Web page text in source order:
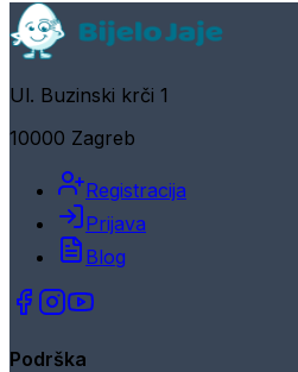
Ul. Buzinski krči 1
10000 Zagreb
Registracija
Prijava
Blog
Podrška